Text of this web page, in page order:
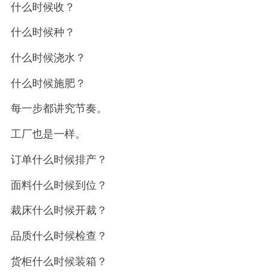
什么时候收？
什么时候种？
什么时候浇水？
什么时候施肥？
每一步都讲究节奏。
工厂也是一样。
订单什么时候排产？
面料什么时候到位？
裁床什么时候开裁？
品质什么时候检查？
货柜什么时候装箱？